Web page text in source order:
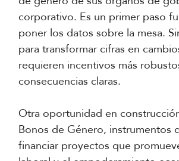
corporativo. Es un primer paso
poner los datos sobre la mesa.
para transformar cifras en
requieren incentivos más
consecuencias claras.
Otra oportunidad en
Bonos de Género, instrumentos
financiar proyectos que